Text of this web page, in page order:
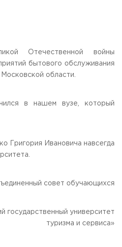
Отечественной войны
бытового обслуживания
области.
в нашем вузе, который
Григория Ивановича навсегда
совет обучающихся
университет
туризма и сервиса»